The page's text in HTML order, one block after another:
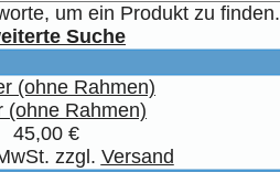
um ein Produkt zu finden.
Suche
(ohne Rahmen)
45,00 €
zzgl. Versand